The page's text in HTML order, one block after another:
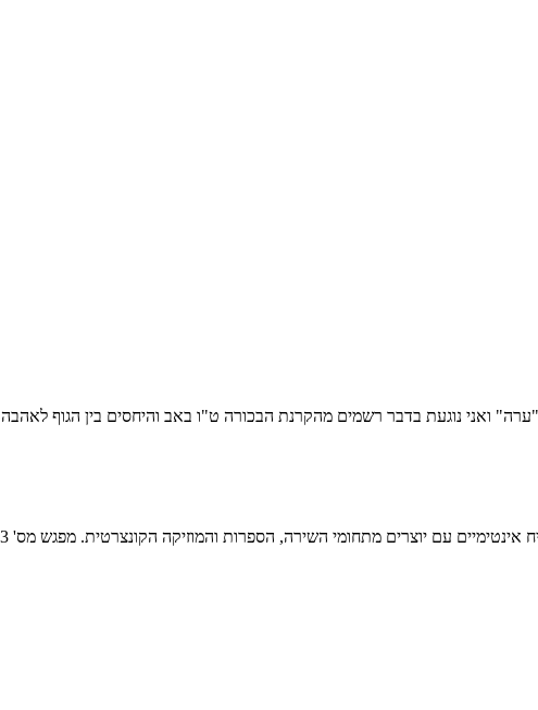
ואני נוגעת בדבר רשמים מהקרנת הבכורה ט"ו באב והיחסים בין הגוף לאהבה
עם יוצרים מתחומי השירה, הספרות והמוזיקה הקונצרטית. מפגש מס' 23 בסדרה –